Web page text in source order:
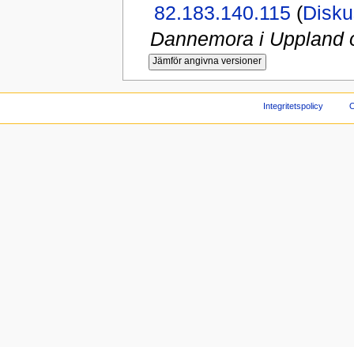
82.183.140.115 (
Dannemora i Uppland
Integritetspolicy